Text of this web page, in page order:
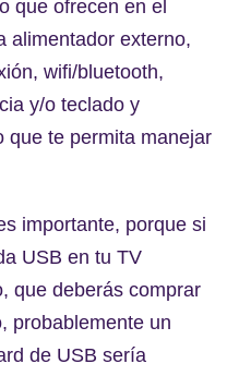
que ofrecen en el
alimentador externo,
wifi/bluetooth,
y/o teclado y
que te permita manejar
importante, porque si
USB en tu TV
que deberás comprar
probablemente un
de USB sería